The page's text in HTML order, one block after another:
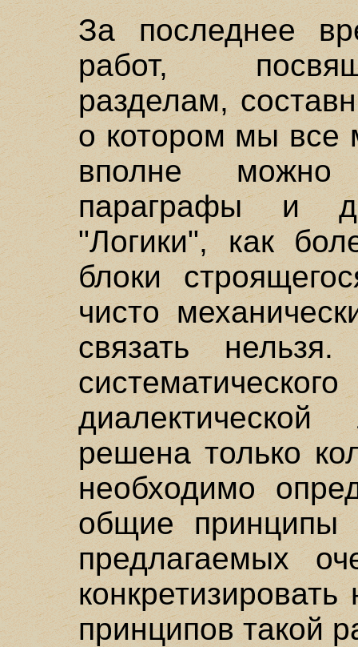
За последнее
работ,
разделам,
о котором мы все
вполне можно
параграфы и
"Логики", как
блоки
чисто
связать
решена только
необходимо
общие принципы
предлагаемых
принципов такой